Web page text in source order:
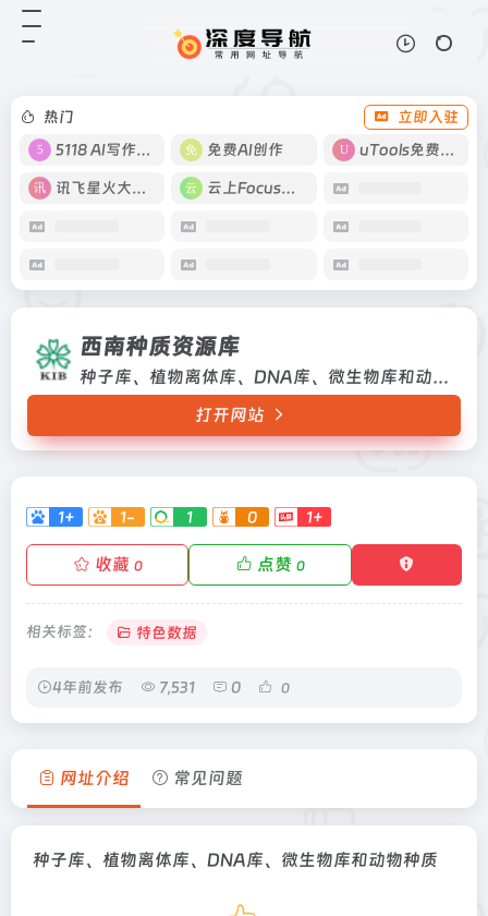
热门
立即入驻
5118 AI写作工具
免费AI创作 uTools免费工具箱
讯飞星火大模型 云上Focus接码
西南种质资源库
种子库、植物离体库、DNA库、微生物库和动物种质
打开网站
1+ 1- 1 0 1+
收藏 0 点赞 0
相关标签： 特色数据
4年前发布 7,531 0 0
网址介绍 常见问题
种子库、植物离体库、DNA库、微生物库和动物种质